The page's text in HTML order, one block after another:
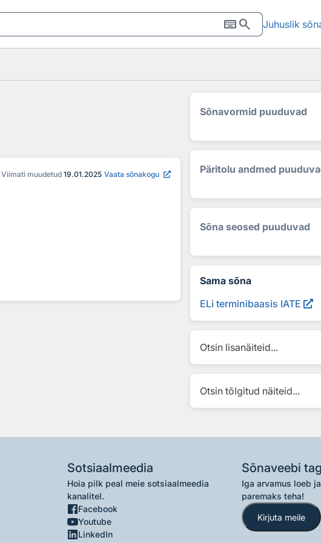
keyboardsearch Juhuslik
Viimati muudetud 19.01.2025 Vaata sõnakogu
Sõnavormid puuduvad
Päritolu andmed
Sõna seosed puuduvad
Sama sõna
ELi terminibaasis IATE
Otsin lisanäiteid...
Otsin tõlgitud näiteid...
Sotsiaalmeedia
Hoia pilk peal meie sotsiaalmeedia
kanalitel.
Facebook
Youtube
LinkedIn
Sõnaveebi
Iga arvamus loeb
paremaks teha!
Kirjuta meile